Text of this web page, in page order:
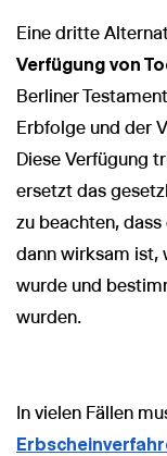
Eine dritte
Verfügung von
Berliner
Erbfolge und der
Diese Verfügung
ersetzt das
zu beachten,
dann wirksam ist,
wurde und
wurden.
In vielen Fällen